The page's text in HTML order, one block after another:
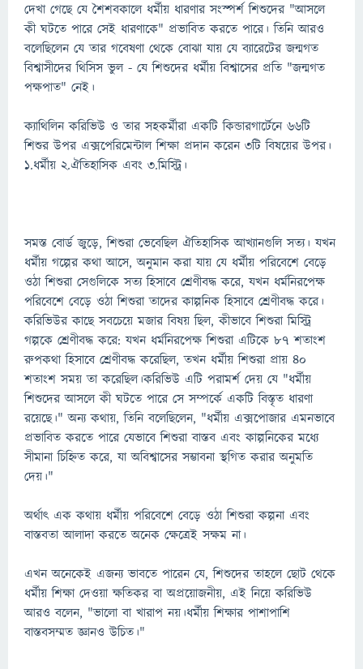
দেখা গেছে যে শৈশবকালে ধর্মীয় ধারণার সংস্পর্শ শিশুদের "আসলে
কী ঘটতে পারে সেই ধারণাকে" প্রভাবিত করতে পারে। তিনি আরও
বলেছিলেন যে তার গবেষণা থেকে বোঝা যায় যে ব্যারেটের জন্মগত
বিশ্বাসীদের থিসিস ভুল - যে শিশুদের ধর্মীয় বিশ্বাসের প্রতি "জন্মগত
পক্ষপাত" নেই।
ক্যাথিলিন করিভিউ ও তার সহকর্মীরা একটি কিন্ডারগার্টেনে ৬৬টি
শিশুর উপর এক্সপেরিমেন্টাল শিক্ষা প্রদান করেন ৩টি বিষয়ের উপর।
১.ধর্মীয় ২.ঐতিহাসিক এবং ৩.মিস্ট্রি।
সমস্ত বোর্ড জুড়ে, শিশুরা ভেবেছিল ঐতিহাসিক আখ্যানগুলি সত্য। যখন
ধর্মীয় গল্পের কথা আসে, অনুমান করা যায় যে ধর্মীয় পরিবেশে বেড়ে
ওঠা শিশুরা সেগুলিকে সত্য হিসাবে শ্রেণীবদ্ধ করে, যখন ধর্মনিরপেক্ষ
পরিবেশে বেড়ে ওঠা শিশুরা তাদের কাল্পনিক হিসাবে শ্রেণীবদ্ধ করে।
করিভিউর কাছে সবচেয়ে মজার বিষয় ছিল, কীভাবে শিশুরা মিস্ট্রি
গল্পকে শ্রেণীবদ্ধ করে: যখন ধর্মনিরপেক্ষ শিশুরা এটিকে ৮৭ শতাংশ
রুপকথা হিসাবে শ্রেণীবদ্ধ করেছিল, তখন ধর্মীয় শিশুরা প্রায় ৪০
শতাংশ সময় তা করেছিল।করিভিউ এটি পরামর্শ দেয় যে "ধর্মীয়
শিশুদের আসলে কী ঘটতে পারে সে সম্পর্কে একটি বিস্তৃত ধারণা
রয়েছে।" অন্য কথায়, তিনি বলেছিলেন, "ধর্মীয় এক্সপোজার এমনভাবে
প্রভাবিত করতে পারে যেভাবে শিশুরা বাস্তব এবং কাল্পনিকের মধ্যে
সীমানা চিহ্নিত করে, যা অবিশ্বাসের সম্ভাবনা স্থগিত করার অনুমতি
দেয়।"
অর্থাৎ এক কথায় ধর্মীয় পরিবেশে বেড়ে ওঠা শিশুরা কল্পনা এবং
বাস্তবতা আলাদা করতে অনেক ক্ষেত্রেই সক্ষম না।
এখন অনেকেই এজন্য ভাবতে পারেন যে, শিশুদের তাহলে ছোট থেকে
ধর্মীয় শিক্ষা দেওয়া ক্ষতিকর বা অপ্রয়োজনীয়, এই নিয়ে করিভিউ
আরও বলেন, "ভালো বা খারাপ নয়।ধর্মীয় শিক্ষার পাশাপাশি
বাস্তবসম্মত জ্ঞানও উচিত।"